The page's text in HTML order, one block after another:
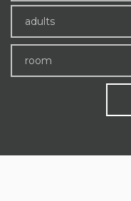
adults
room